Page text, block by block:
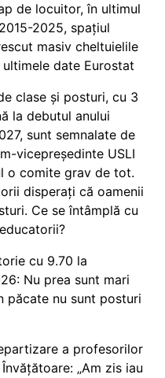
de locuitor, în ultimul
2025, spațiul
masiv cheltuielile
date Eurostat
clase și posturi, cu 3
la debutul anului
sunt semnalate de
vicepreședinte USLI
o comite grav de tot.
disperați că oamenii
Ce se întâmplă cu
cu 9.70 la
Nu prea sunt mari
păcate nu sunt posturi
a profesorilor
„Am zis iau